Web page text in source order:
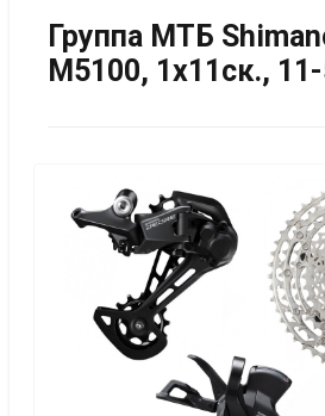
Группа МТБ
M5100, 1х11ск., 11-